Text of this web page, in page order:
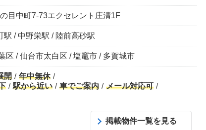
目中町7-73エクセレント庄清1F
駅 / 中野栄駅 / 陸前高砂駅
区 / 仙台市太白区 / 塩竈市 / 多賀城市
開
年中無休
駅から近い 車でご案内
メール対応可
掲載物件一覧を見る